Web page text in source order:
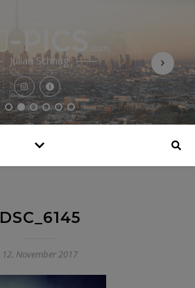
Julian Schnug
DSC_6145
12. November 2017